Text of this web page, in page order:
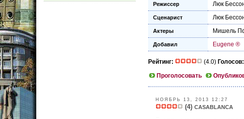
Режиссер Люк
Сценарист Люк
Актеры Мишель
Добавил Eugene ®
Рейтинг: (4.0) Голосов:
Проголосовать
НОЯБРЬ 13, 2013 12:27
(4) CASABLANCA